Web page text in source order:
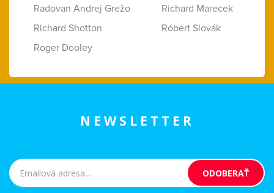
Radovan Andrej Grežo
Richard Marecek
Richard Shotton
Róbert Slovák
Roger Dooley
NEWSLETTER